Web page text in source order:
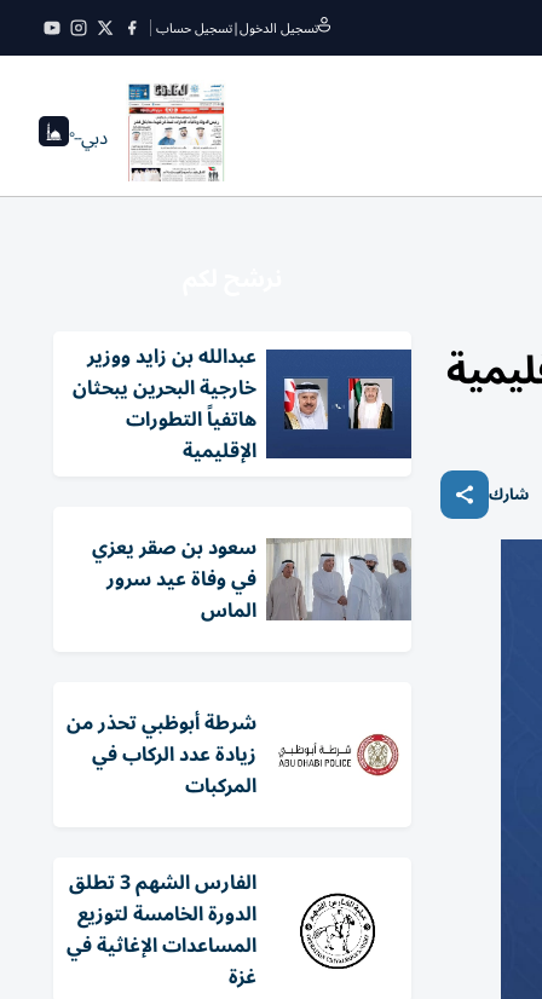
تسجيل الدخول|تسجيل حساب
دبي--°
شارك
عبدالله بن زايد ووزير
خارجية البحرين يبحثان
هاتفياً التطورات
الإقليمية
سعود بن صقر يعزي
في وفاة عيد سرور
الماس
شرطة أبوظبي تحذر من
زيادة عدد الركاب في
المركبات
الفارس الشهم 3 تطلق
الدورة الخامسة لتوزيع
المساعدات الإغاثية في
غزة